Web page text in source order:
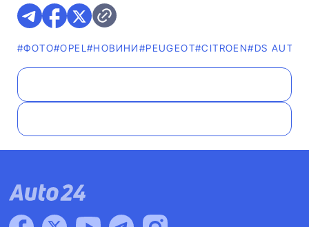
#ФОТО#OPEL #НОВИНИ#PEUGEOT#CITROEN#DS